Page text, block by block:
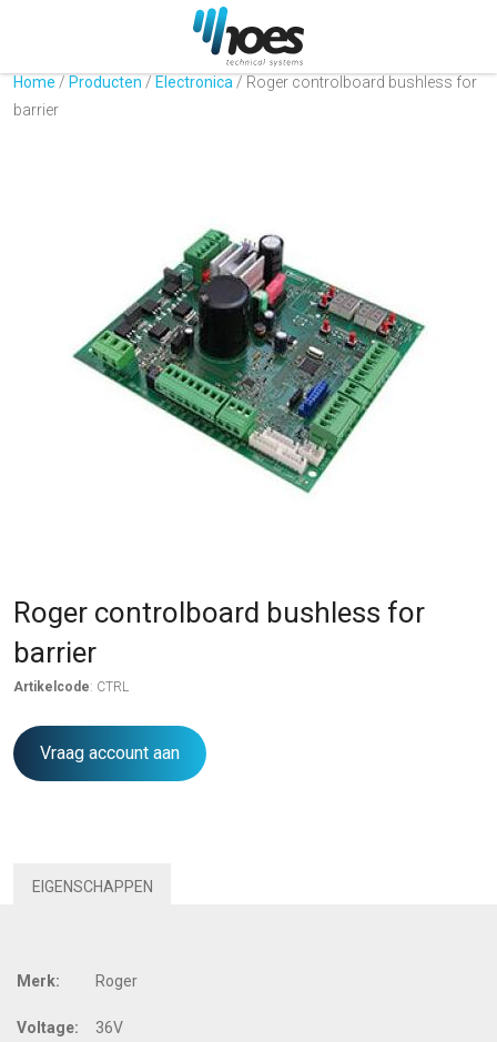
Home / Producten / Electronica / Roger controlboard bushless for
barrier
Roger controlboard bushless for
barrier
Artikelcode: CTRL
Vraag account aan
EIGENSCHAPPEN
Merk: Roger
Voltage: 36V